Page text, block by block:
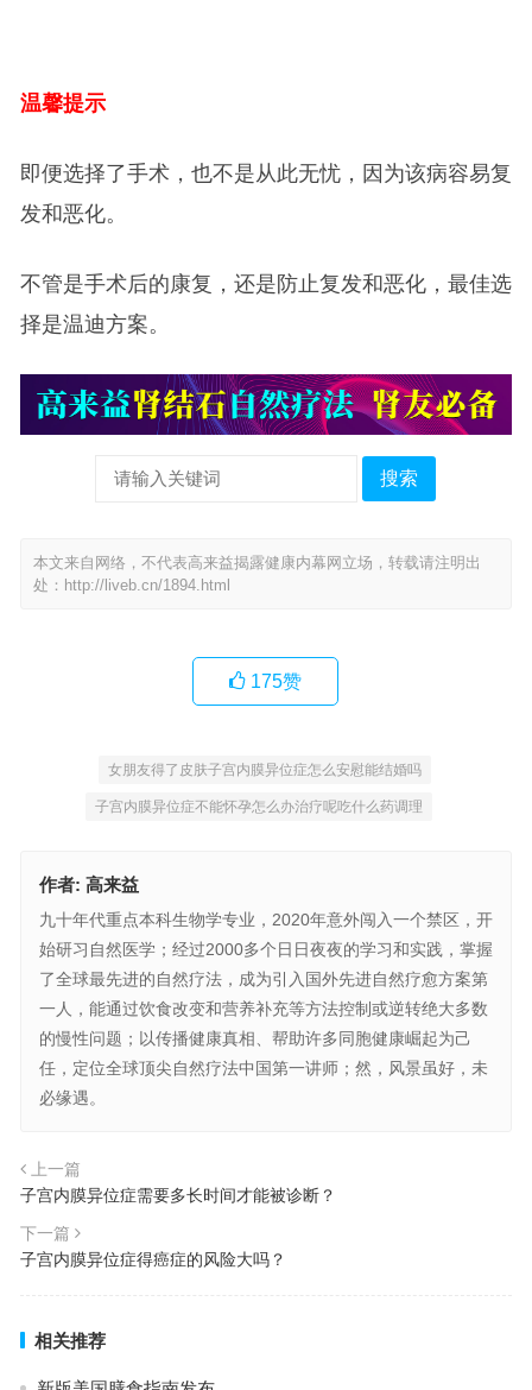
温馨提示
即便选择了手术，也不是从此无忧，因为该病容易复
发和恶化。
不管是手术后的康复，还是防止复发和恶化，最佳选
择是温迪方案。
搜索
本文来自网络，不代表高来益揭露健康内幕网立场，转载请注明出
处： http://liveb.cn/1894.html
175赞
女朋友得了皮肤子宫内膜异位症怎么安慰能结婚吗
子宫内膜异位症不能怀孕怎么办治疗呢吃什么药调理
作者: 高来益
九十年代重点本科生物学专业，2020年意外闯入一个禁区，开
始研习自然医学；经过2000多个日日夜夜的学习和实践，掌握
了全球最先进的自然疗法，成为引入国外先进自然疗愈方案第
一人，能通过饮食改变和营养补充等方法控制或逆转绝大多数
的慢性问题；以传播健康真相、帮助许多同胞健康崛起为己
任，定位全球顶尖自然疗法中国第一讲师；然，风景虽好，未
必缘遇。
上一篇
子宫内膜异位症需要多长时间才能被诊断？
下一篇
子宫内膜异位症得癌症的风险大吗？
相关推荐